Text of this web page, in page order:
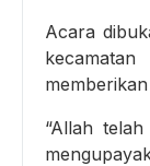
Acara
“Allah